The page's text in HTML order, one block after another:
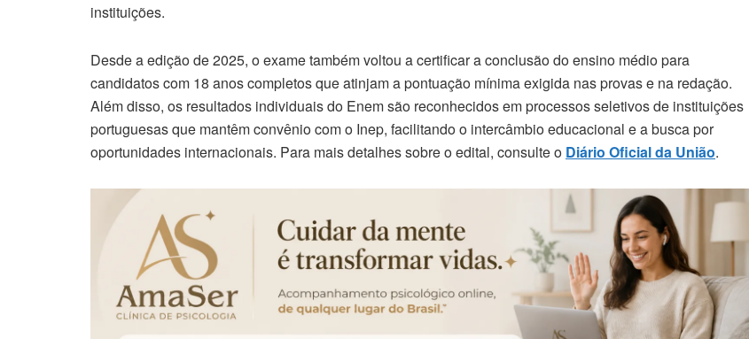
instituições.
Desde a edição de 2025, o exame também voltou a certificar a conclusão do ensino médio para
candidatos com 18 anos completos que atinjam a pontuação mínima exigida nas provas e na redação.
Além disso, os resultados individuais do Enem são reconhecidos em processos seletivos de instituições
portuguesas que mantêm convênio com o Inep, facilitando o intercâmbio educacional e a busca por
oportunidades internacionais. Para mais detalhes sobre o edital, consulte o Diário Oficial da União.